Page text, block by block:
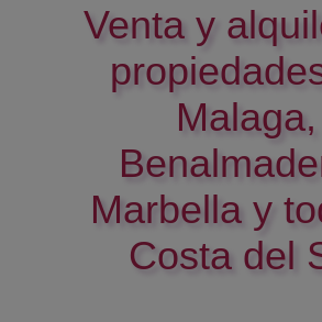
Venta y
Malaga,
Marbella y
Costa del